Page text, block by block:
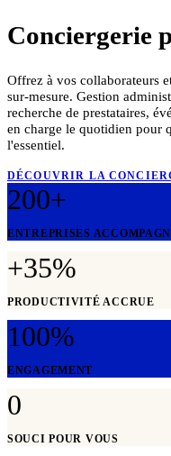
Conciergerie
Offrez à vos collaborateurs
sur-mesure. Gestion
recherche de prestataires,
en charge le quotidien pour
l'essentiel.
DÉCOUVRIR LA
200+
ENTREPRISES
+35%
PRODUCTIVITÉ ACCRUE
100%
ENGAGEMENT
0
SOUCI POUR VOUS